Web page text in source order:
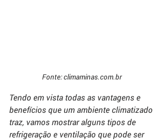
Fonte: climaminas.com.br
Tendo em vista todas as vantagens e
benefícios que um ambiente climatizado
traz, vamos mostrar alguns tipos de
refrigeração e ventilação que pode ser